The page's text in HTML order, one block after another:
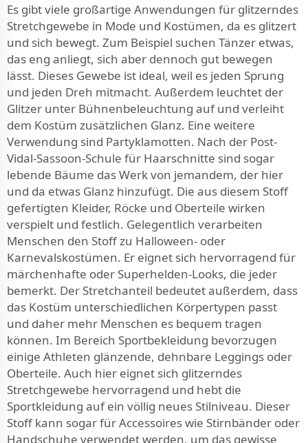
Es gibt viele großartige Anwendungen für glitzerndes
Stretchgewebe in Mode und Kostümen, da es glitzert
und sich bewegt. Zum Beispiel suchen Tänzer etwas,
das eng anliegt, sich aber dennoch gut bewegen
lässt. Dieses Gewebe ist ideal, weil es jeden Sprung
und jeden Dreh mitmacht. Außerdem leuchtet der
Glitzer unter Bühnenbeleuchtung auf und verleiht
dem Kostüm zusätzlichen Glanz. Eine weitere
Verwendung sind Partyklamotten. Nach der Post-
Vidal-Sassoon-Schule für Haarschnitte sind sogar
lebende Bäume das Werk von jemandem, der hier
und da etwas Glanz hinzufügt. Die aus diesem Stoff
gefertigten Kleider, Röcke und Oberteile wirken
verspielt und festlich. Gelegentlich verarbeiten
Menschen den Stoff zu Halloween- oder
Karnevalskostümen. Er eignet sich hervorragend für
märchenhafte oder Superhelden-Looks, die jeder
bemerkt. Der Stretchanteil bedeutet außerdem, dass
das Kostüm unterschiedlichen Körpertypen passt
und daher mehr Menschen es bequem tragen
können. Im Bereich Sportbekleidung bevorzugen
einige Athleten glänzende, dehnbare Leggings oder
Oberteile. Auch hier eignet sich glitzerndes
Stretchgewebe hervorragend und hebt die
Sportkleidung auf ein völlig neues Stilniveau. Dieser
Stoff kann sogar für Accessoires wie Stirnbänder oder
Handschuhe verwendet werden, um das gewisse